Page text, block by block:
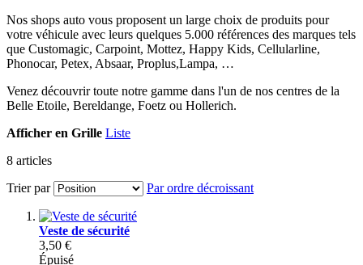
Nos shops auto vous proposent un large choix de produits pour
votre véhicule avec leurs quelques 5.000 références des marques tels
que Customagic, Carpoint, Mottez, Happy Kids, Cellularline,
Phonocar, Petex, Absaar, Proplus,Lampa, …
Venez découvrir toute notre gamme dans l'un de nos centres de la
Belle Etoile, Bereldange, Foetz ou Hollerich.
Afficher en Grille Liste
8 articles
Trier par
Par ordre décroissant
Veste de sécurité
3,50 €
Épuisé